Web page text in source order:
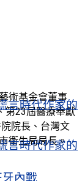
言時代作家的
內戰
言時代作家的
術基金會董事
第23屆醫療奉獻
院長、台灣文
衛生局局長。